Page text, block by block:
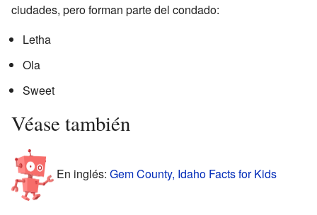
ciudades, pero forman parte del condado:
Letha
Ola
Sweet
Véase también
En inglés: Gem County, Idaho Facts for Kids